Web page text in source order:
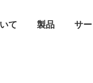
て 製品 サ